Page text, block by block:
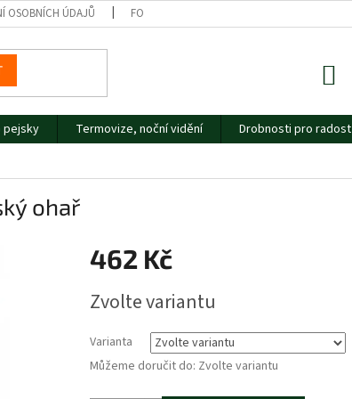
OSOBNÍCH ÚDAJŮ FORMULÁŘE
pejsky Termovize, noční vidění Drobnosti pro radost
ohař
462 Kč
cena:
Zvolte variantu
Varianta
Můžeme doručit do: Zvolte variantu